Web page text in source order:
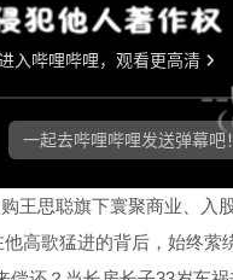
思聪旗下寰聚商业、入
高歌猛进的背后，始终